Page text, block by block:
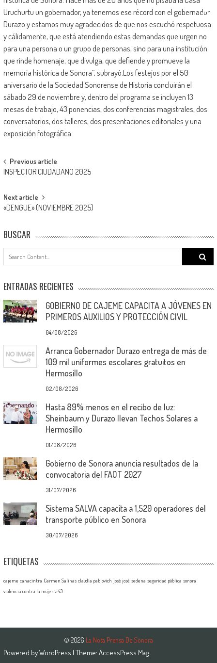
Uruchurtu un gobernador, ya tenemos ese récord con el gobernador
Durazo y estamos muy agradecidos de que nos escuchó respetuosa
y cálidamente, que está atendiendo estas demandas que urgen no
para una persona o un grupo de personas, sino para una institución
que rinde homenaje, que divulga, que defiende y promueve la
memoria histórica de Sonora”, subrayó.Los festejos por el 50
aniversario de la Sociedad Sonorense de Historia concluirán el
sábado 29 de noviembre y, dentro del programa se incluyen 13
mesas de trabajo, 43 ponencias, dos conferencias magistrales, dos
conversatorios, dos talleres, dos presentaciones editoriales y una
exposición fotográfica.
Post
navigation
Previous article
INSPECTOR CIUDADANO 2025
Next article
«DENGUE» (NOVIEMBRE 2025)
BUSCAR
Search
for:
ENTRADAS RECIENTES
GOBIERNO DE CAJEME CAPACITA A JÓVENES EN
PRIMEROS AUXILIOS Y PROTECCIÓN CIVIL
04/08/2026
Arranca Gobernador Durazo entrega de más de
109 mil uniformes escolares gratuitos en
Hermosillo
02/08/2026
Hasta 89% menos en el recibo de luz:
Sheinbaum y Durazo llevan Techos Solares a
Hermosillo
01/08/2026
Gobierno de Sonora anuncia resultados de la
convocatoria del FAOT 2027
31/07/2026
Sistema SALVA capacita a 1,520 operadores del
transporte público en Sonora
30/07/2026
ETIQUETAS
cajeme canacintra Carmen Salinas claudia pablovich josé josé sedena seguridad pública sonora
violencia contra la mujer z 43
© 2026 La Nota Prensa De Sonora
Powered byWordPress | Theme: AccessPress Mag